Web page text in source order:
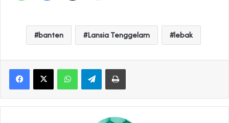
banten Lansia Tenggelam lebak
WhatsAppTelegramPrint